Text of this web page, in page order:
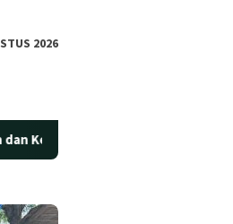
2026
Jadi Prioritas